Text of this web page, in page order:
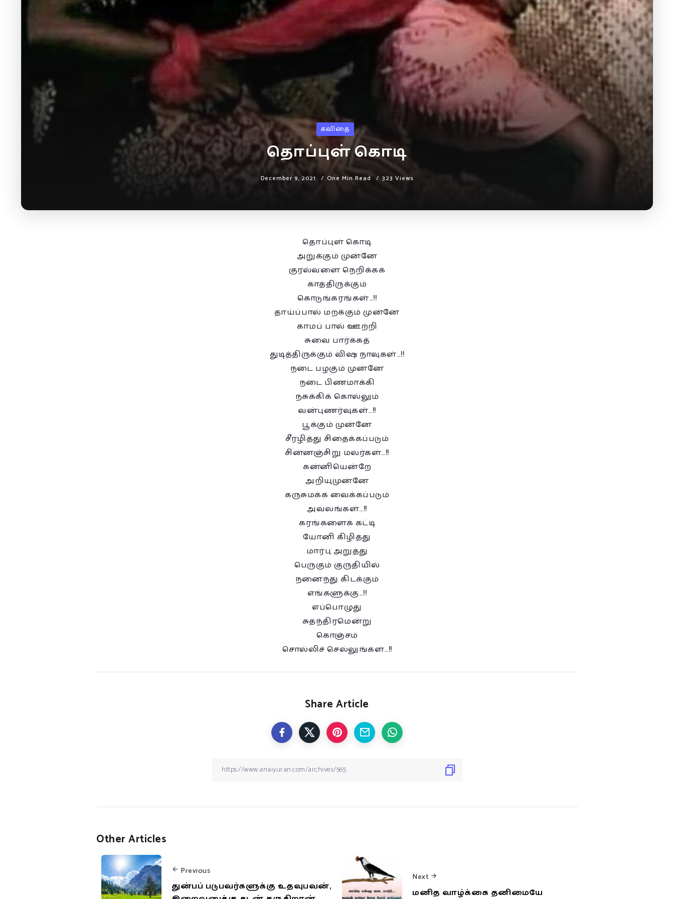
கவிதை
தொப்புள் கொடி
December 9, 2021 One Min Read 323 Views
தொப்புள் கொடி
அறுக்கும் முன்னே
குரல்வளை நெறிக்கக்
காத்திருக்கும்
கொடுங்கரங்கள்…!!
தாய்ப்பால் மறக்கும் முன்னே
காமப் பால் ஊற்றி
சுவை பார்க்கத்
துடித்திருக்கும் விஷ நாவுகள்…!!
நடை பழகும் முன்னே
நடை பிணமாக்கி
நசுக்கிக் கொல்லும்
வன்புணர்வுகள்…!!
பூக்கும் முன்னே
சீரழித்து சிதைக்கப்படும்
சின்னஞ்சிறு மலர்கள்…!!
கன்னியென்றே
அறியுமுன்னே
கருசுமக்க வைக்கப்படும்
அவலங்கள்…!!
கரங்களைக் கட்டி
யோனி கிழித்து
மார்பு அறுத்து
பெருகும் குருதியில்
நனைந்து கிடக்கும்
எங்களுக்கு…!!
எப்பொழுது
சுதந்திரமென்று
கொஞ்சம்
சொல்லிச் செல்லுங்கள்…!!
Share Article
Other Articles
Previous
துன்பப் படுபவர்களுக்கு உதவுபவன்,
Next
மனித வாழ்க்கை தனிமையே